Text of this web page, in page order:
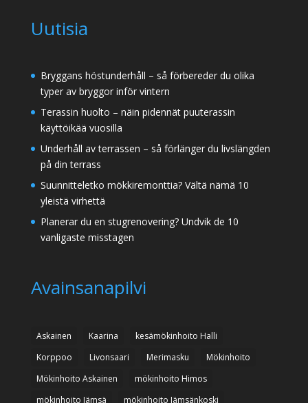
Uutisia
Bryggans höstunderhåll – så förbereder du olika
typer av bryggor inför vintern
Terassin huolto – näin pidennät puuterassin
käyttöikää vuosilla
Underhåll av terrassen – så förlänger du livslängden
på din terrass
Suunnitteletko mökkiremonttia? Vältä nämä 10
yleistä virhettä
Planerar du en stugrenovering? Undvik de 10
vanligaste misstagen
Avainsanapilvi
Askainen Kaarina
kesämökinhoito Halli
Korppoo
Livonsaari Merimasku
Mökinhoito
Mökinhoito Askainen
mökinhoito Himos
mökinhoito Jämsä
mökinhoito Jämsänkoski